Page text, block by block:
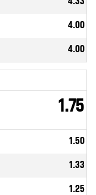
4.00
4.00
1.75
1.50
1.33
1.25